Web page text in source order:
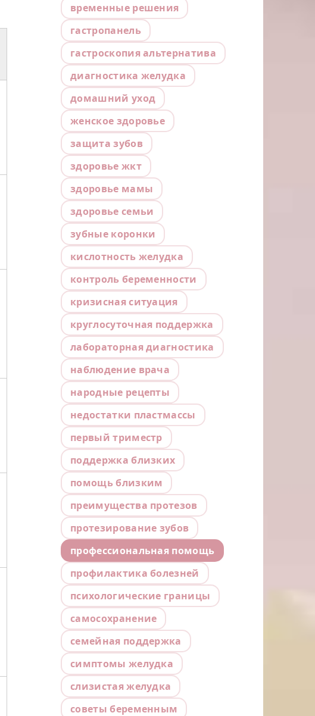
временные решения
гастропанель
гастроскопия альтернатива
диагностика желудка
домашний уход
женское здоровье
защита зубов
здоровье жкт
здоровье мамы
здоровье семьи
зубные коронки
кислотность желудка
контроль беременности
кризисная ситуация
круглосуточная поддержка
лабораторная диагностика
наблюдение врача
народные рецепты
недостатки пластмассы
первый триместр
поддержка близких
помощь близким
преимущества протезов
протезирование зубов
профессиональная помощь
профилактика болезней
психологические границы
самосохранение
семейная поддержка
симптомы желудка
слизистая желудка
советы беременным